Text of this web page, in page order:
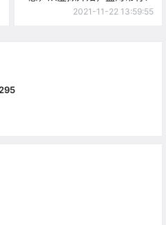
2021-11-22 13:59:55